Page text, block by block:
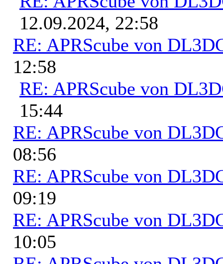
12.09.2024, 22:58
RE: APRScube von
12:58
RE: APRScube von
15:44
RE: APRScube von
08:56
RE: APRScube von
09:19
RE: APRScube von
10:05